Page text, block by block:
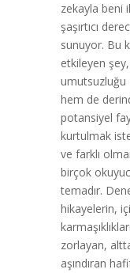
zekayla beni
şaşırtıcı
sunuyor. Bu
etkileyen şey,
umutsuzluğu
hem de
potansiyel
kurtulmak
ve farklı
birçok
temadır.
hikayelerin,
zorlayan,
aşındıran